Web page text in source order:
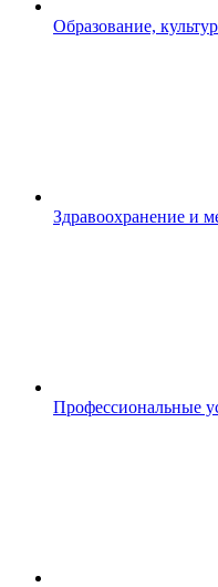
Образование,
Здравоохранение и
Профессиональные